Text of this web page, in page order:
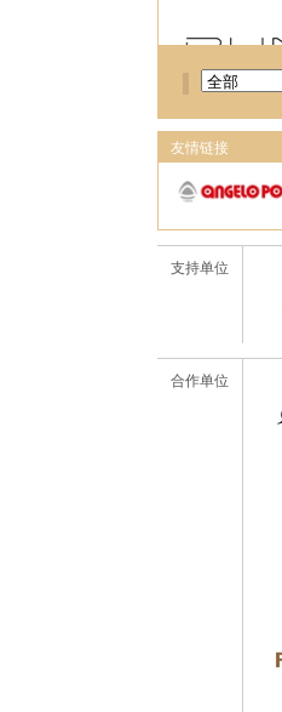
友情链接
支持单位
合作单位